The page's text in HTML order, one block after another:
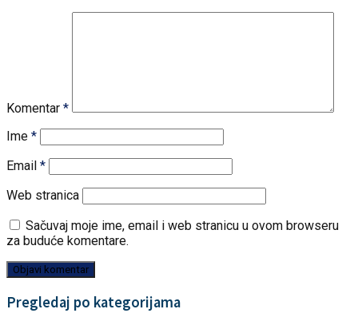
Komentar *
Ime *
Email *
Web stranica
Sačuvaj moje ime, email i web stranicu u ovom browseru
za buduće komentare.
Pregledaj po kategorijama